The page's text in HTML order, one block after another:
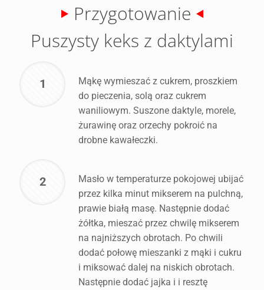
Przygotowanie
Puszysty keks z daktylami
1
Mąkę wymieszać z cukrem, proszkiem
do pieczenia, solą oraz cukrem
waniliowym. Suszone daktyle, morele,
żurawinę oraz orzechy pokroić na
drobne kawałeczki.
2
Masło w temperaturze pokojowej ubijać
przez kilka minut mikserem na pulchną,
prawie białą masę. Następnie dodać
żółtka, mieszać przez chwilę mikserem
na najniższych obrotach. Po chwili
dodać połowę mieszanki z mąki i cukru
i miksować dalej na niskich obrotach.
Następnie dodać jajka i i resztę